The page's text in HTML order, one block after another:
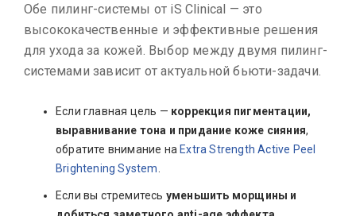
Обе пилинг-системы от iS Clinical — это
высококачественные и эффективные решения
для ухода за кожей. Выбор между двумя пилинг-
системами зависит от актуальной бьюти-задачи.
Если главная цель — коррекция пигментации,
выравнивание тона и придание коже сияния,
обратите внимание на Extra Strength Active Peel
Brightening System
Если вы стремитесь уменьшить морщины и